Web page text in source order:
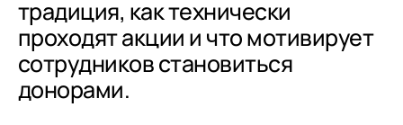
традиция, как технически
проходят акции и что мотивирует
сотрудников становиться
донорами.